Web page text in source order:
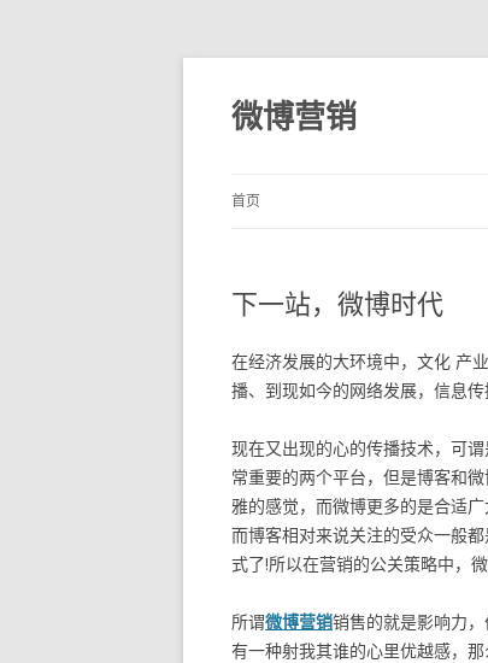
微博营销
首页
下一站，微博时代
在经济发展的大环境中，文化 产
播、到现如今的网络发展，信息
现在又出现的心的传播技术，可
常重要的两个平台，但是博客和
雅的感觉，而微博更多的是合适
而博客相对来说关注的受众一般
式了!所以在营销的公关策略中，微
所谓微博营销销售的就是影响力
有一种射我其谁的心里优越感，